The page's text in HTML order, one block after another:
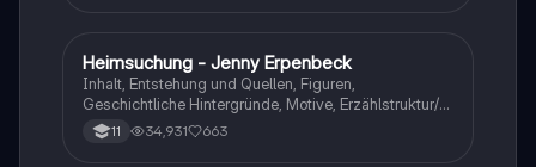
Deutsch
Heimsuchung - Jenny Erpenbeck
Inhalt, Entstehung und Quellen, Figuren,
Geschichtliche Hintergründe, Motive, Erzählstruktur/-
stil 11 34,931 663